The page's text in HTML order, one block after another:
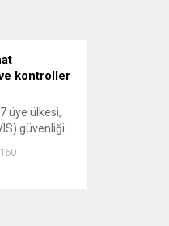
kontroller
üye ülkesi,
güvenliği
verdi. AB
160